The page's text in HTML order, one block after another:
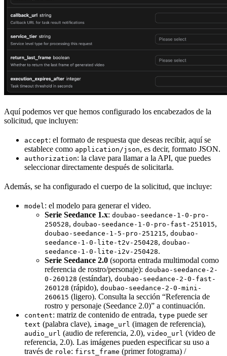
Aquí podemos ver que hemos configurado los encabezados de la
solicitud, que incluyen:
accept: el formato de respuesta que deseas recibir, aquí se
establece como application/json, es decir, formato JSON.
authorization: la clave para llamar a la API, que puedes
seleccionar directamente después de solicitarla.
Además, se ha configurado el cuerpo de la solicitud, que incluye:
model : el modelo para generar el video.
Serie Seedance 1.x: doubao-seedance-1-0-pro-
250528, doubao-seedance-1-0-pro-fast-251015,
doubao-seedance-1-5-pro-251215, doubao-
seedance-1-0-lite-t2v-250428, doubao-
seedance-1-0-lite-i2v-250428.
Serie Seedance 2.0 (soporta entrada multimodal como
referencia de rostro/personaje): doubao-seedance-2-
0-260128 (estándar), doubao-seedance-2-0-fast-
260128 (rápido), doubao-seedance-2-0-mini-
260615 (ligero). Consulta la sección “Referencia de
rostro y personaje (Seedance 2.0)” a continuación.
content: matriz de contenido de entrada, type puede ser
text (palabra clave), image_url (imagen de referencia),
audio_url (audio de referencia, 2.0), video_url (video de
referencia, 2.0). Las imágenes pueden especificar su uso a
través de role: first_frame (primer fotograma) /